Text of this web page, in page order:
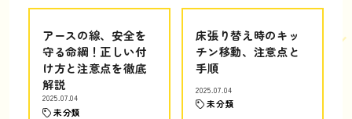
アースの線、安全を
守る命綱！正しい付
け方と注意点を徹底
解説
2025.07.04
未分類
床張り替え時のキッ
チン移動、注意点と
手順
2025.07.04
未分類